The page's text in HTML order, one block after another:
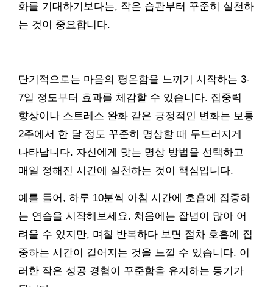
화를 기대하기보다는, 작은 습관부터 꾸준히 실천하
는 것이 중요합니다.
단기적으로는 마음의 평온함을 느끼기 시작하는 3-
7일 정도부터 효과를 체감할 수 있습니다. 집중력
향상이나 스트레스 완화 같은 긍정적인 변화는 보통
2주에서 한 달 정도 꾸준히 명상할 때 두드러지게
나타납니다. 자신에게 맞는 명상 방법을 선택하고
매일 정해진 시간에 실천하는 것이 핵심입니다.
예를 들어, 하루 10분씩 아침 시간에 호흡에 집중하
는 연습을 시작해보세요. 처음에는 잡념이 많아 어
려울 수 있지만, 며칠 반복하다 보면 점차 호흡에 집
중하는 시간이 길어지는 것을 느낄 수 있습니다. 이
러한 작은 성공 경험이 꾸준함을 유지하는 동기가